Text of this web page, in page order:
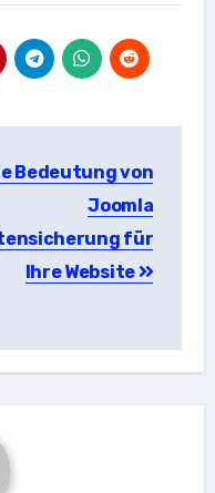
Bedeutung von
Joomla
für
Ihre Website